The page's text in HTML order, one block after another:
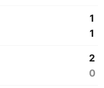
1
1
2
0